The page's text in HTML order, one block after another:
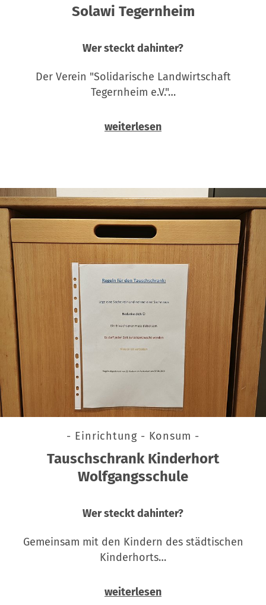
Solawi Tegernheim
Wer steckt dahinter?
Der Verein "Solidarische Landwirtschaft
Tegernheim e.V."…
weiterlesen
- Einrichtung - Konsum -
Tauschschrank Kinderhort
Wolfgangsschule
Wer steckt dahinter?
Gemeinsam mit den Kindern des städtischen
Kinderhorts…
weiterlesen